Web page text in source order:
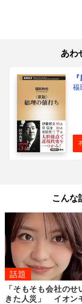
あわ
福
こんな
話題
「そもそも会社のせ
きた人災」 イオン